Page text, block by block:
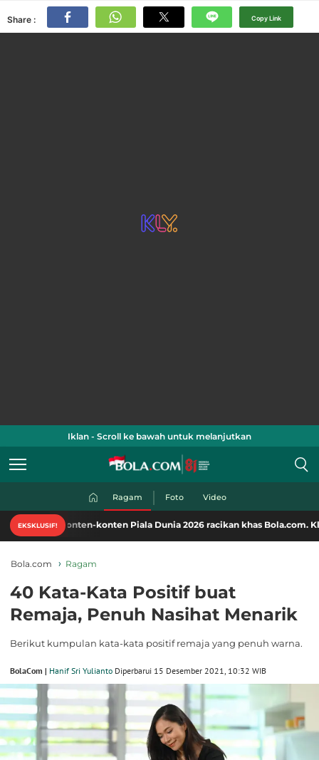
Share : Copy Link
Iklan - Scroll ke bawah untuk melanjutkan
Ragam Foto Video
EKSKLUSIF!
konten Piala Dunia 2026 racikan khas Bola.com. Klik di sini!
Bola.com Ragam
40 Kata-Kata Positif buat
Remaja, Penuh Nasihat Menarik
Berikut kumpulan kata-kata positif remaja yang penuh warna.
BolaCom | Hanif Sri Yulianto Diperbarui 15 Desember 2021, 10:32 WIB